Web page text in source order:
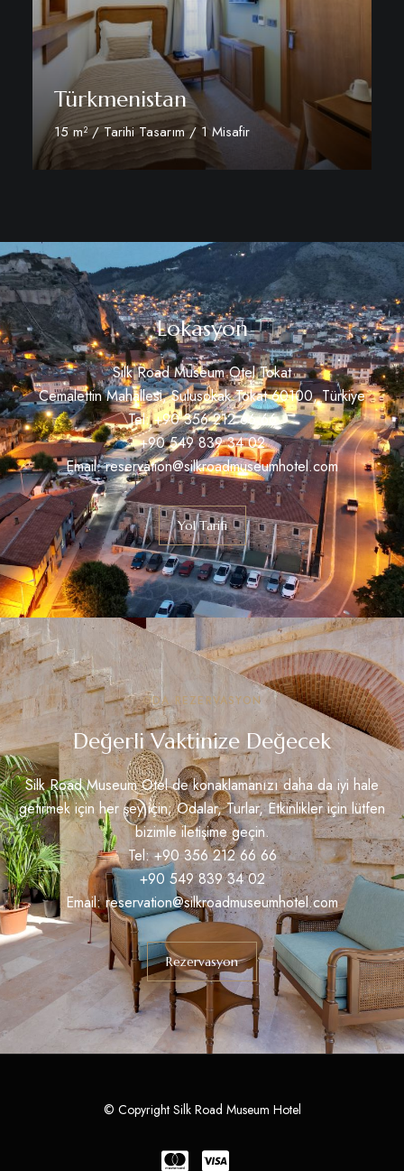
Türkmenistan
15 m² / Tarihi Tasarım / 1 Misafir
Lokasyon
Silk Road Museum Otel Tokat
Cemalettin Mahallesi, Sulusokak Tokat 60100, Türkiye
Tel: +90 356 212 66 66
+90 549 839 34 02
Email: reservation@silkroadmuseumhotel.com
Yol Tarifi
ODA REZERVASYON
Değerli Vaktinize Değecek
Silk Road Museum Otel de konaklamanızı daha da iyi hale
getirmek için her şey için; Odalar, Turlar, Etkinlikler için lütfen
bizimle iletişime geçin.
Tel: +90 356 212 66 66
+90 549 839 34 02
Email: reservation@silkroadmuseumhotel.com
Rezervasyon
© Copyright Silk Road Museum Hotel